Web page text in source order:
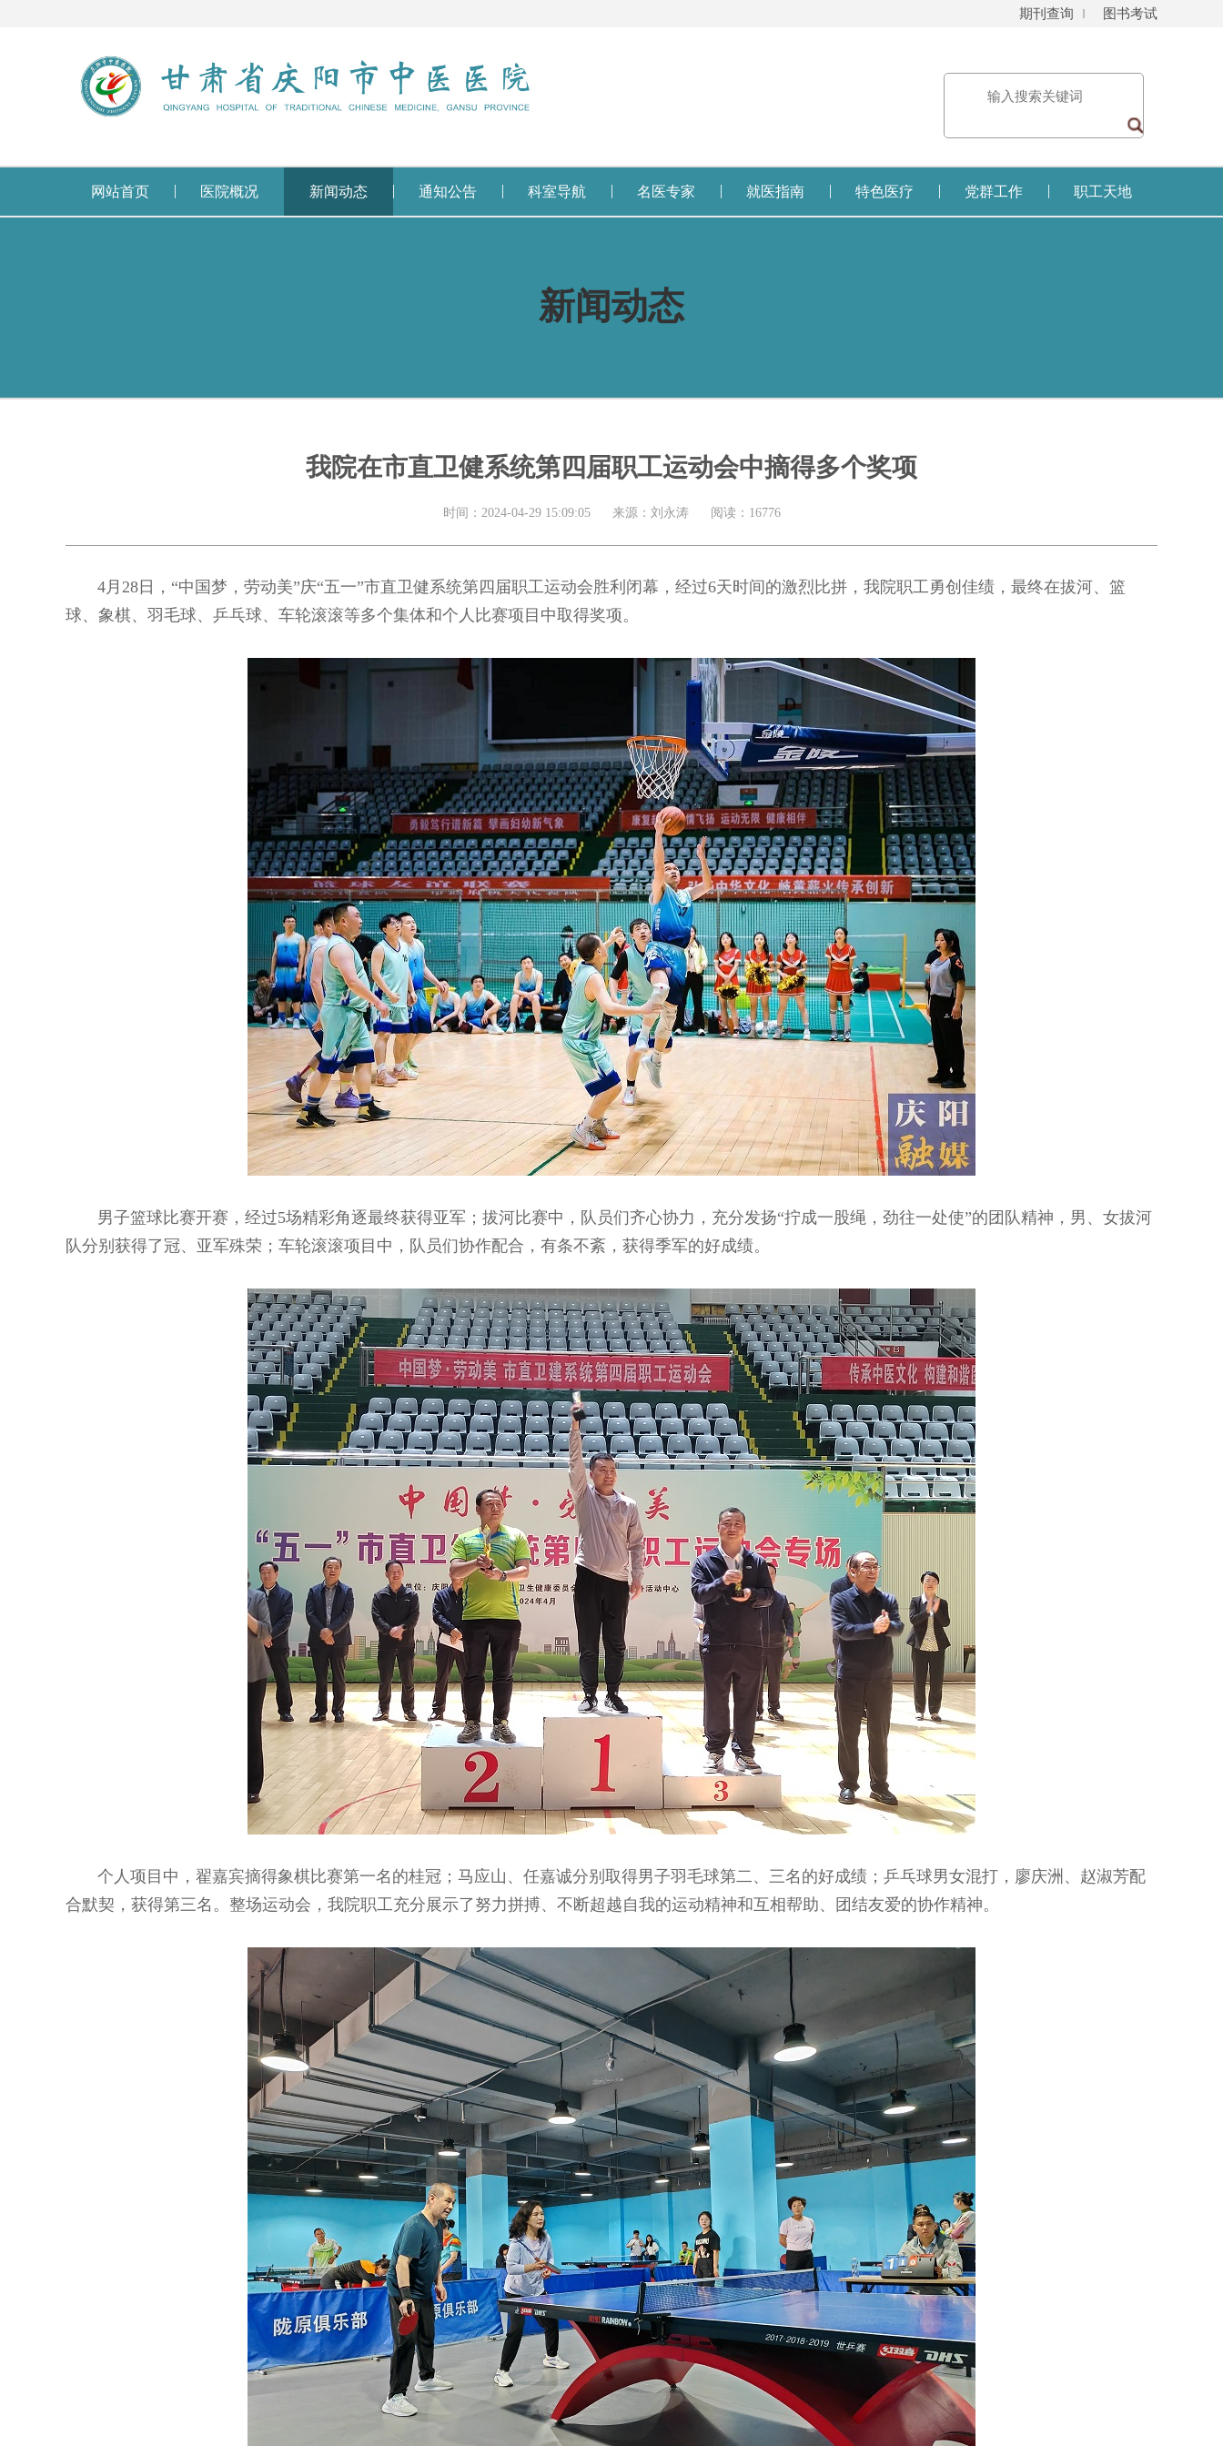
图书考试
期刊查询
网站首页 医院概况 新闻动态 通知公告 科室导航 名医专家 就医指南 特色医疗 党群工作 职工天地
新闻动态
我院在市直卫健系统第四届职工运动会中摘得多个奖项
时间：2024-04-29 15:09:05 来源：刘永涛 阅读：16776
4月28日，“中国梦，劳动美”庆“五一”市直卫健系统第四届职工运动会胜利闭幕，经过6天时间的激烈比拼，我院职工勇创佳绩，最终在拔河、篮
球、象棋、羽毛球、乒乓球、车轮滚滚等多个集体和个人比赛项目中取得奖项。
男子篮球比赛开赛，经过5场精彩角逐最终获得亚军；拔河比赛中，队员们齐心协力，充分发扬“拧成一股绳，劲往一处使”的团队精神，男、女拔河
队分别获得了冠、亚军殊荣；车轮滚滚项目中，队员们协作配合，有条不紊，获得季军的好成绩。
个人项目中，翟嘉宾摘得象棋比赛第一名的桂冠；马应山、任嘉诚分别取得男子羽毛球第二、三名的好成绩；乒乓球男女混打，廖庆洲、赵淑芳配
合默契，获得第三名。整场运动会，我院职工充分展示了努力拼搏、不断超越自我的运动精神和互相帮助、团结友爱的协作精神。